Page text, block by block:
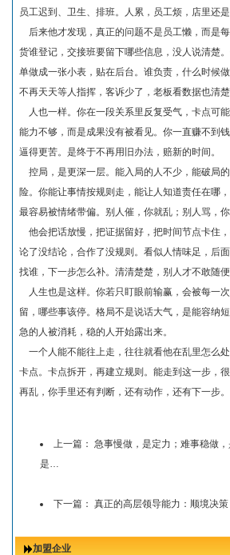
员工迟到、卫生、排班。人累，员工烦，店里还是
后来他才发现，真正的问题不是员工懒，而是
货谁登记，交接班要留下哪些信息，没人说清楚
单做成一张小表，贴在后台。谁负责，什么时候
不再天天等人指挥，客诉少了，老板看数据也清
人也一样。你在一段关系里反复受气，卡点可
能力不够，而是成果没有被看见。你一直赚不到
逼得更苦。是终于不再用旧办法，赔新的时间。
控局，是更深一层。能入局的人不少，能破局
险。你能让事情按规则走，能让人知道责任在哪
最容易被情绪带偏。别人催，你就乱；别人骂，
他会把话放慢，把证据留好，把时间节点卡住
论了没结论，合作了没规则。看似人情味足，后
找谁，下一步怎么补。清清楚楚，别人才不敢随便
人生也是这样。你若只盯眼前输赢，会被每一
留，哪些事该停。格局不是说话大气，是能容纳
急的人被消耗，稳的人开始露出来。
一个人能不能往上走，往往就看他在乱里怎么
卡点。卡点拆开，再建立规则。能走到这一步，
再乱，你手里还有判断，还有动作，还有下一步。
上一篇： 急事慢做，是定力；难事稳做，
是…
下一篇： 真正的高层领导能力：顺境决
加盟企业